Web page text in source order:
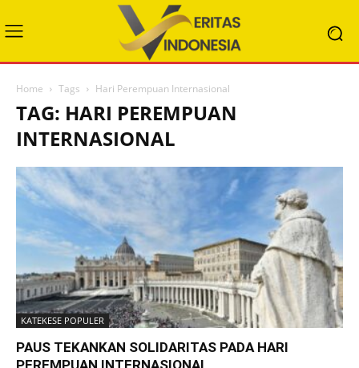
Home Tags Hari Perempuan Internasional
TAG: HARI PEREMPUAN
INTERNASIONAL
KATEKESE POPULER
PAUS TEKANKAN SOLIDARITAS PADA HARI